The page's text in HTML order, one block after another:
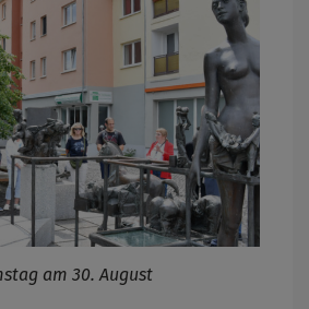
am 30. August